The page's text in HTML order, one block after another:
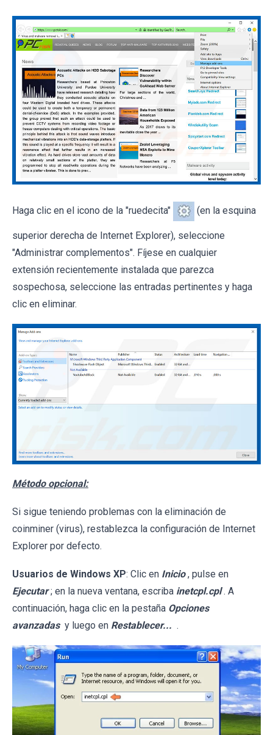
Haga clic en el icono de la "ruedecita" (en la esquina
superior derecha de Internet Explorer), seleccione
"Administrar complementos". Fíjese en cualquier
extensión recientemente instalada que parezca
sospechosa, seleccione las entradas pertinentes y haga
clic en eliminar.
Método opcional:
Si sigue teniendo problemas con la eliminación de
coinminer (virus), restablezca la configuración de Internet
Explorer por defecto.
Usuarios de Windows XP: Clic en Inicio , pulse en
Ejecutar ; en la nueva ventana, escriba inetcpl.cpl . A
continuación, haga clic en la pestaña Opciones
avanzadas y luego en Restablecer... .